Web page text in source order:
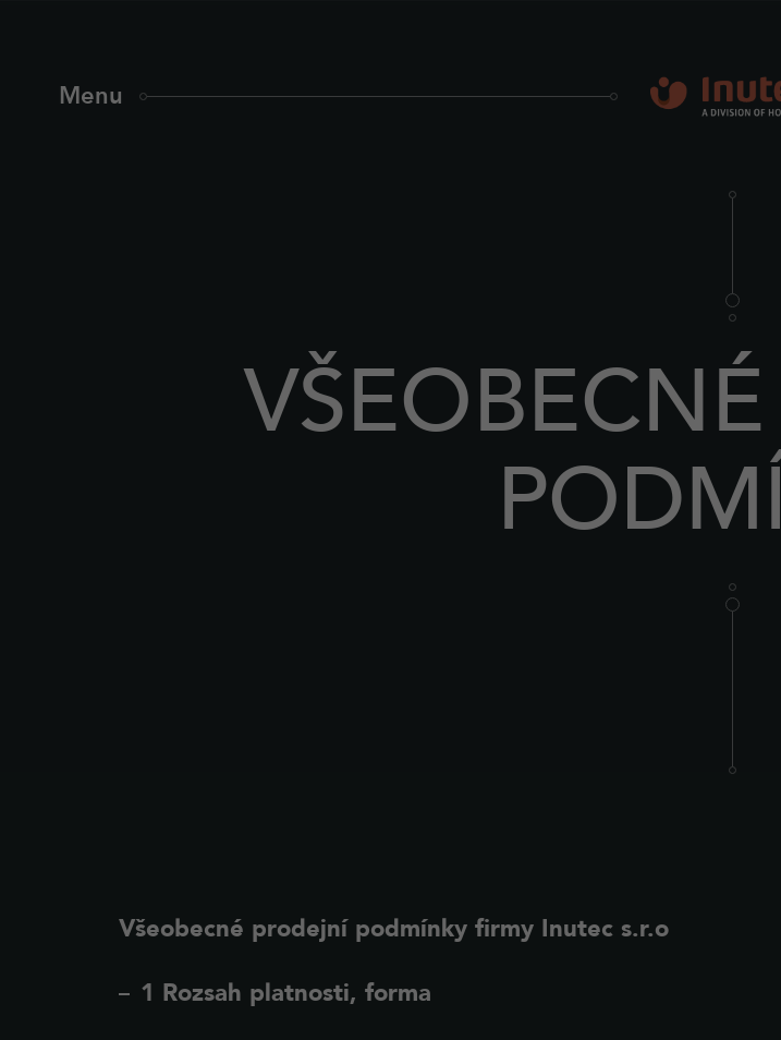
Menu
Všeobecné prodejní podmínky firmy Inutec s.r.o
1 Rozsah platnosti, forma